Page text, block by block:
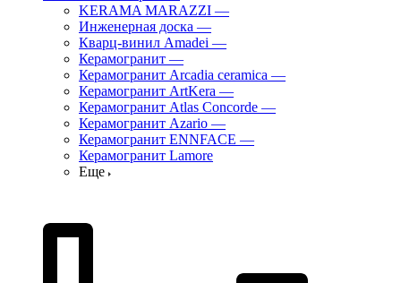
KERAMA MARAZZI —
Инженерная доска —
Кварц-винил Amadei —
Керамогранит —
Керамогранит Arcadia ceramica —
Керамогранит ArtKera —
Керамогранит Atlas Concorde —
Керамогранит Azario —
Керамогранит ENNFACE —
Керамогранит Lamore
Еще